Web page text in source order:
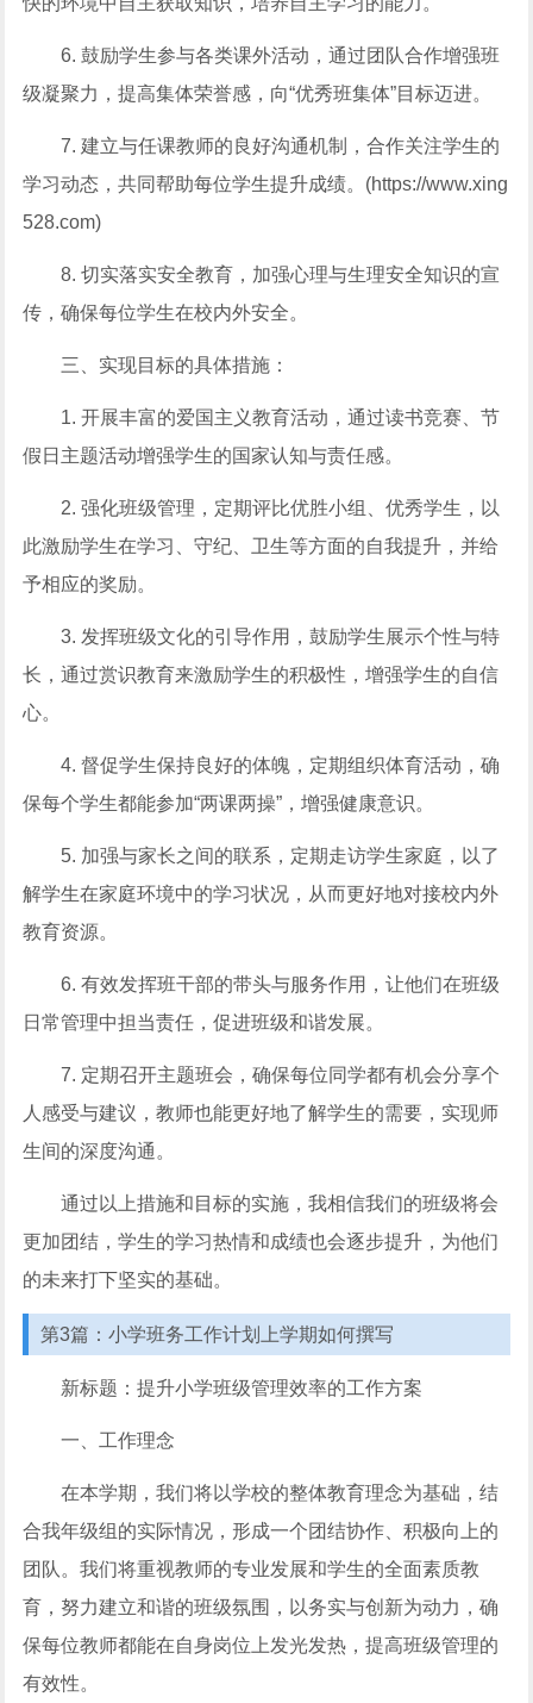
6. 鼓励学生参与各类课外活动，通过团队合作增强班
级凝聚力，提高集体荣誉感，向“优秀班集体”目标迈进。
7. 建立与任课教师的良好沟通机制，合作关注学生的
学习动态，共同帮助每位学生提升成绩。(https://www.xing
528.com)
8. 切实落实安全教育，加强心理与生理安全知识的宣
传，确保每位学生在校内外安全。
三、实现目标的具体措施：
1. 开展丰富的爱国主义教育活动，通过读书竞赛、节
假日主题活动增强学生的国家认知与责任感。
2. 强化班级管理，定期评比优胜小组、优秀学生，以
此激励学生在学习、守纪、卫生等方面的自我提升，并给
予相应的奖励。
3. 发挥班级文化的引导作用，鼓励学生展示个性与特
长，通过赏识教育来激励学生的积极性，增强学生的自信
心。
4. 督促学生保持良好的体魄，定期组织体育活动，确
保每个学生都能参加“两课两操”，增强健康意识。
5. 加强与家长之间的联系，定期走访学生家庭，以了
解学生在家庭环境中的学习状况，从而更好地对接校内外
教育资源。
6. 有效发挥班干部的带头与服务作用，让他们在班级
日常管理中担当责任，促进班级和谐发展。
7. 定期召开主题班会，确保每位同学都有机会分享个
人感受与建议，教师也能更好地了解学生的需要，实现师
生间的深度沟通。
通过以上措施和目标的实施，我相信我们的班级将会
更加团结，学生的学习热情和成绩也会逐步提升，为他们
的未来打下坚实的基础。
第3篇：小学班务工作计划上学期如何撰写
新标题：提升小学班级管理效率的工作方案
一、工作理念
在本学期，我们将以学校的整体教育理念为基础，结
合我年级组的实际情况，形成一个团结协作、积极向上的
团队。我们将重视教师的专业发展和学生的全面素质教
育，努力建立和谐的班级氛围，以务实与创新为动力，确
保每位教师都能在自身岗位上发光发热，提高班级管理的
有效性。